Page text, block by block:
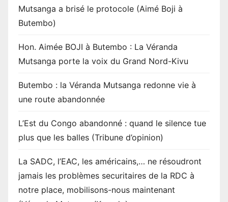
Mutsanga a brisé le protocole (Aimé Boji à
Butembo)
Hon. Aimée BOJI à Butembo : La Véranda
Mutsanga porte la voix du Grand Nord-Kivu
Butembo : la Véranda Mutsanga redonne vie à
une route abandonnée
L’Est du Congo abandonné : quand le silence tue
plus que les balles (Tribune d’opinion)
La SADC, l’EAC, les américains,… ne résoudront
jamais les problèmes securitaires de la RDC à
notre place, mobilisons-nous maintenant